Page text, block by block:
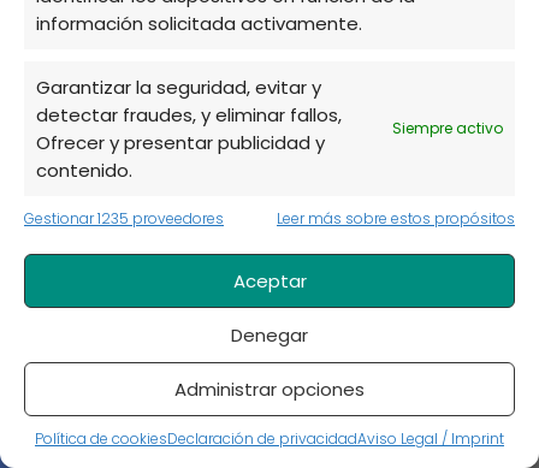
información solicitada activamente.
Garantizar la seguridad, evitar y
detectar fraudes, y eliminar fallos,
Ofrecer y presentar publicidad y
contenido.
Siempre activo
Gestionar 1235 proveedores Leer más sobre estos propósitos
Aceptar
Denegar
Administrar opciones
Política de cookiesDeclaración de privacidadAviso Legal / Imprint
recetas populares incluyen ensaladas de
guisos con verduras. La creatividad es clave,
y la verdolaga puede adaptarse a muchas
preparaciones diferentes.
¿Cuáles son las propiedades
medicinales de la verdolaga?
La verdolaga no solo es un alimento nutritivo,
sino que también tiene propiedades
medicinales. Se le atribuyen efectos
antiinflamatorios y antioxidantes, lo que la